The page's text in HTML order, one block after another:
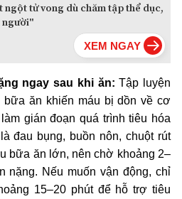
tử vong dù chăm tập thể dục,
người"
ngay sau khi ăn:Tập luyện
ăn khiến máu bị dồn về cơ
gián đoạn quá trình tiêu hóa
đau bụng, buồn nôn, chuột rút
bữa ăn lớn, nên chờ khoảng 2–
nặng. Nếu muốn vận động, chỉ
15–20 phút để hỗ trợ tiêu